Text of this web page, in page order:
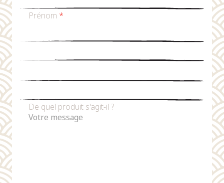
Prénom *
De quel produit s'agit-il ?